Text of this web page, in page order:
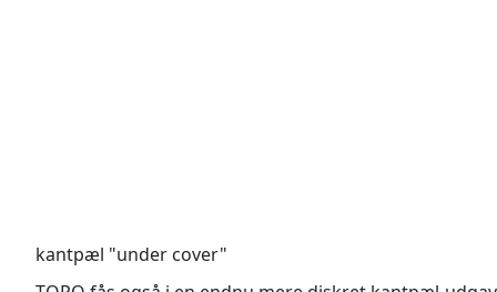
kantpæl "under cover"